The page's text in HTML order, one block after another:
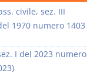
civile, sez. III
1970 numero 1403
I del 2023 numero